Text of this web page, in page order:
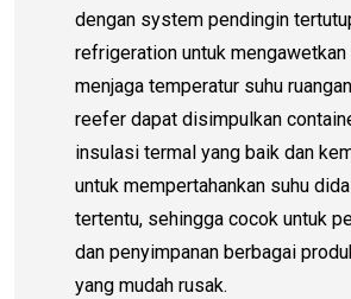
dengan system pendingin
refrigeration untuk mengawetkan
menjaga temperatur suhu
reefer dapat disimpulkan
insulasi termal yang baik dan
untuk mempertahankan suhu
tertentu, sehingga cocok untuk
dan penyimpanan berbagai
yang mudah rusak.